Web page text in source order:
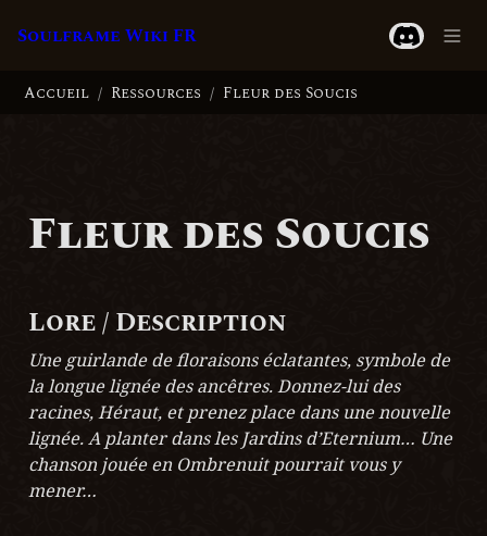
Soulframe Wiki FR
Accueil / Ressources / Fleur des Soucis
Fleur des Soucis
Lore / Description
Une guirlande de floraisons éclatantes, symbole de
la longue lignée des ancêtres. Donnez-lui des
racines, Héraut, et prenez place dans une nouvelle
lignée. A planter dans les Jardins d’Eternium… Une
chanson jouée en Ombrenuit pourrait vous y
mener…